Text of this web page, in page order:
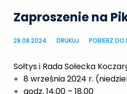
Zaproszenie na
28.08.2024 DRUKUJ POBIERZ DO
Sołtys i Rada Sołecka
8 września 2024 r.
godz. 14.00 – 18.00